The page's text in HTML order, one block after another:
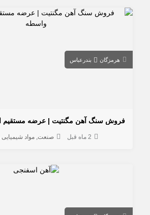
هرمزگان بندرعباس
2 ماه قبل صنعت مواد